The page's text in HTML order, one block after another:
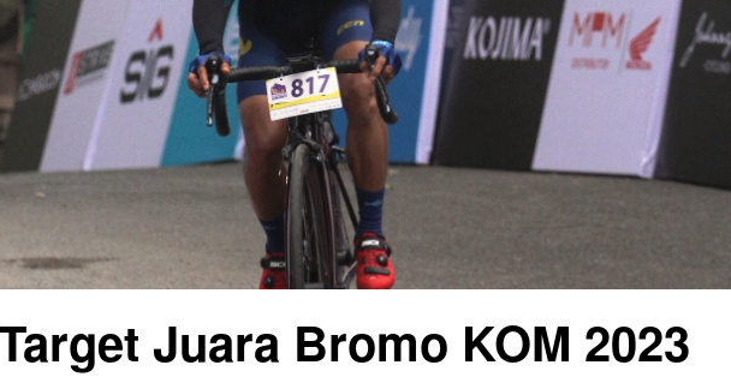
Juara Bromo KOM 2023